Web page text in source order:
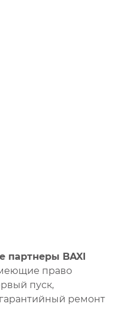
партнеры BAXI
право
пуск,
ремонт